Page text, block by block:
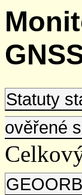
Statuty
ověřené